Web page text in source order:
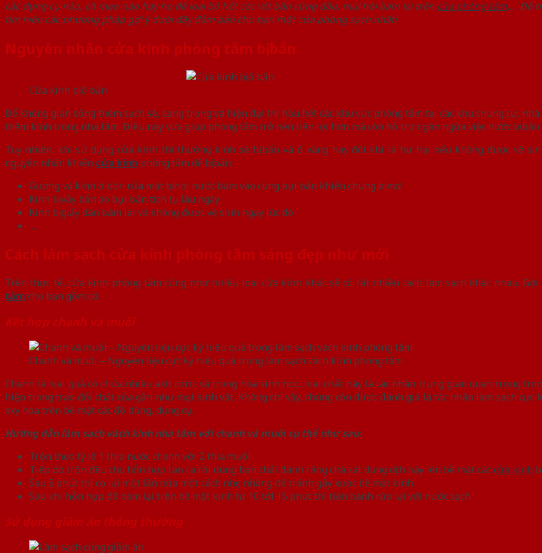
các dụng cụ nào, có mẹo nào hay ho để loại bỏ hết các vết bẩn cứng đầu, mùi hôi bám lại trên cửa phòng tắm,… Để
tìm hiểu các phương pháp gợi ý dưới đây đảm bảo cho bạn một cửa phòng sạch nhất!
Nguyên nhân cửa kính phòng tắm bị bẩn
Cửa kính bị ố bẩn
Để không gian sống thêm sạch sẽ, sang trọng và hiện đại thì hầu hết các khu vực phòng tắm tại các khu chung cư,
thêm kính trong nhà tắm. Điều này vừa giúp phòng tắm trở nên tiện lợi hơn mà còn hỗ trợ ngăn ngừa việc nước bị bắn
Tuy nhiên, khi sử dụng cửa kính thì thường kính sẽ bị bẩn và ố vàng hay đôi khi là hư hại nếu không được vệ
nguyên nhân khiến cửa kính phòng tắm dễ bị bẩn:
Gương và kính ở bồn rửa mặt bị hơi nước bám vào cùng bụi bẩn khiến chúng bị mờ.
Kính bị vấy bẩn do bụi bẩn tích tụ lâu ngày
Kính bị giấy dán bám lại và không được vệ sinh ngay lúc đó
…
Cách làm sạch cửa kính phòng tắm sáng đẹp như mới
Trên thực tế, cửa kính phòng tắm cũng như nhiều loại cửa kính khác sẽ có rất nhiều cách làm sạch khác nhau.
tắm cho bạn gồm có:
Kết hợp chanh và muối
Chanh và muối – Nguyên liệu cực kỳ hiệu quả trong làm sạch vách kính phòng tắm
Chanh là loại quả có chứa nhiều axit citric và trong hóa sinh học, loại chất này là tác nhân trung gian quan trọng
hiện trong trao đổi chất của gần như mọi sinh vật. Không chỉ vậy, chúng còn được đánh giá là tác nhân làm sạch
oxy hóa trên bề mặt các đồ dùng, dụng cụ.
Hướng dẫn làm sạch vách kính nhà tắm với chanh và muối cụ thể như sau:
Trộn theo tỷ lệ 1 thìa nước chanh với 2 thìa muối
Tiếp đó trộn đều cho hỗn hợp tan ra rồi dùng bàn chải đánh răng chà xát dung dịch này lên bề mặt cáccửa kính
Sau 5 phút thì cọ lại một lần nữa một cách nhẹ nhàng để tránh gây xước bề mặt kính.
Sau khi hỗn hợp đã bám lại trên bề mặt kính từ 10 tới 15 phút thì tiến hành rửa lại với nước sạch.
Sử dụng giấm ăn thông thường